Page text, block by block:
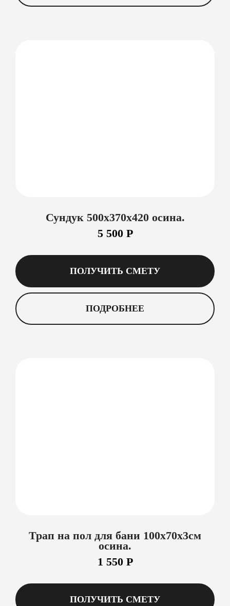
Сундук 500х370х420 осина.
5 500 Р
ПОЛУЧИТЬ СМЕТУ
ПОДРОБНЕЕ
Трап на пол для бани 100х70х3см
осина.
1 550 Р
ПОЛУЧИТЬ СМЕТУ